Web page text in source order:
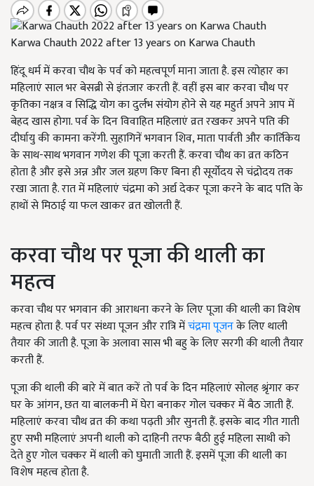
Karwa Chauth 2022 after 13 years on Karwa Chauth
हिंदू धर्म में करवा चौथ के पर्व को महत्वपूर्ण माना जाता है. इस त्योहार का
महिलाएं साल भर बेसब्री से इंतजार करती हैं. वहीं इस बार करवा चौथ पर
कृतिका नक्षत्र व सिद्धि योग का दुर्लभ संयोग होने से यह महुर्त अपने आप में
बेहद खास होगा. पर्व के दिन विवाहित महिलाएं व्रत रखकर अपने पति की
दीर्घायु की कामना करेंगी. सुहागिनें भगवान शिव, माता पार्वती और कार्तिकेय
के साथ-साथ भगवान गणेश की पूजा करती हैं. करवा चौथ का व्रत कठिन
होता है और इसे अन्न और जल ग्रहण किए बिना ही सूर्योदय से चंद्रोदय तक
रखा जाता है. रात में महिलाएं चंद्रमा को अर्द्य देकर पूजा करने के बाद पति के
हाथों से मिठाई या फल खाकर व्रत खोलती हैं.
करवा चौथ पर पूजा की थाली का
महत्व
करवा चौथ पर भगवान की आराधना करने के लिए पूजा की थाली का विशेष
महत्व होता है. पर्व पर संध्या पूजन और रात्रि मेंचंद्रमा पूजनके लिए थाली
तैयार की जाती है. पूजा के अलावा सास भी बहु के लिए सरगी की थाली तैयार
करती हैं.
पूजा की थाली की बारे में बात करें तो पर्व के दिन महिलाएं सोलह श्रृंगार कर
घर के आंगन, छत या बालकनी में घेरा बनाकर गोल चक्कर में बैठ जाती हैं.
महिलाएं करवा चौथ व्रत की कथा पढ़ती और सुनती हैं. इसके बाद गीत गाती
हुए सभी महिलाएं अपनी थाली को दाहिनी तरफ बैठी हुई महिला साथी को
देते हुए गोल चक्कर में थाली को घुमाती जाती हैं. इसमें पूजा की थाली का
विशेष महत्व होता है.